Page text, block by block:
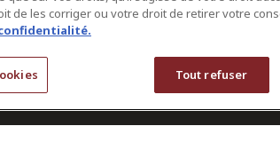
de les corriger ou votre droit de retirer votre
Tout refuser